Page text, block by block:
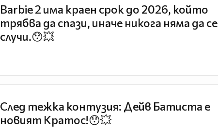
Barbie 2 има краен срок до 2026, който
трябва да спази, иначе никога няма да се
случи.😯💥
След тежка контузия: Дейв Батиста е
новият Кратос!😯💥